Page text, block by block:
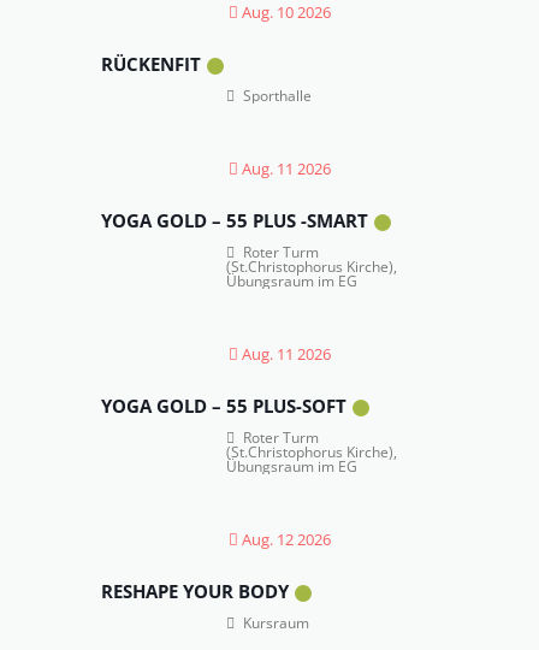
Aug. 10 2026
RÜCKENFIT
Sporthalle
Aug. 11 2026
YOGA GOLD – 55 PLUS -SMART
Roter Turm
(St.Christophorus Kirche),
Übungsraum im EG
Aug. 11 2026
YOGA GOLD – 55 PLUS-SOFT
Roter Turm
(St.Christophorus Kirche),
Übungsraum im EG
Aug. 12 2026
RESHAPE YOUR BODY
Kursraum